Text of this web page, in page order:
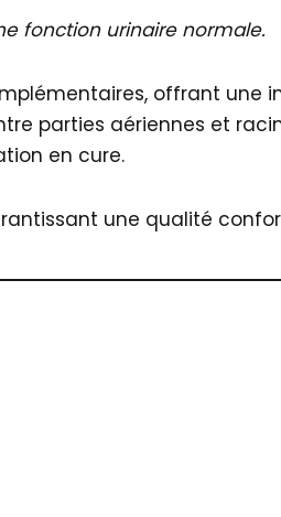
fonction urinaire normale.
offrant une
parties aériennes et
en cure.
une qualité